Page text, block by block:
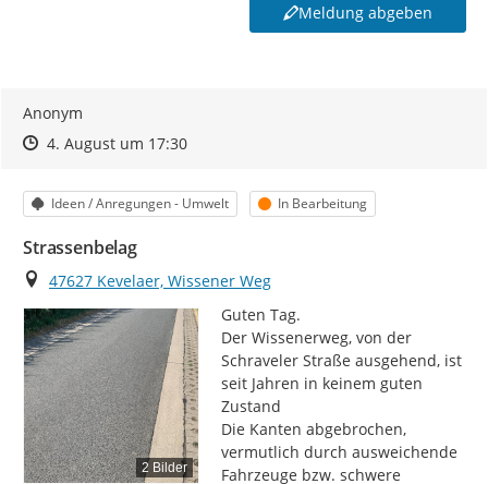
Meldung abgeben
Anonym
Zeitpunkt des Erstellens
Zeitpunkt des Erstellens
4. August um 17:30Zur Äußerung
Kategorie
Ideen / Anregungen - Umwelt Status
In Bearbeitung
Strassenbelag
Ort
47627 Kevelaer, Wissener Weg
2 Bilder
Guten Tag.
Der Wissenerweg, von der
Schraveler Straße ausgehend, ist
seit Jahren in keinem guten
Zustand
Die Kanten abgebrochen,
vermutlich durch ausweichende
Fahrzeuge bzw. schwere